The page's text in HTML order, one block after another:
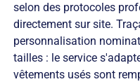
selon des protocoles
directement sur site.
personnalisation
tailles : le service
vêtements usés sont